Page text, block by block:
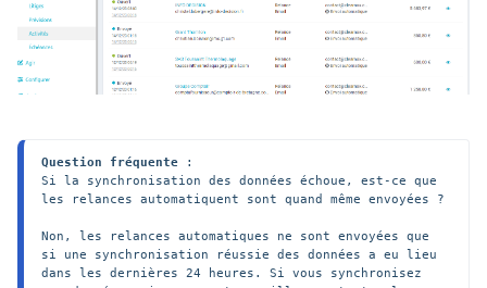
Question fréquente
:
Si la synchronisation des données échoue, est-ce que
les relances automatiquent sont quand même envoyées ?
Non, les relances automatiques ne sont envoyées que
si une synchronisation réussie des données a eu lieu
dans les dernières 24 heures. Si vous synchronisez